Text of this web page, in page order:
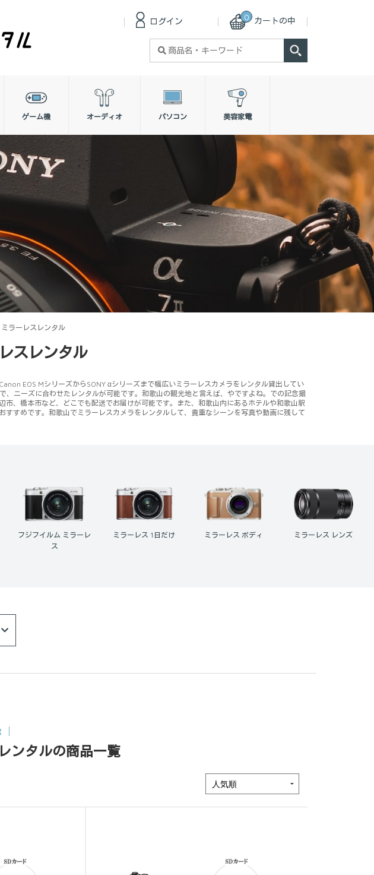
カートの中
0
ログイン
ゲーム機 オーディオ パソコン 美容家電
ラーレスレンタル
スレンタル
EOS MシリーズからSONY αシリーズまで幅広いミラーレスカメラをレンタル貸出してい
ニーズに合わせたレンタルが可能です。和歌山の観光地と言えば、やですよね。での記念撮
、橋本市など、どこでも配送でお届けが可能です。また、和歌山内にあるホテルや和歌山駅
すめです。和歌山でミラーレスカメラをレンタルして、貴重なシーンを写真や動画に残して
ミラーレス 1日だけ ミラーレス ボディ ミラーレス レンズ
ミラーレス レンズセッ
ンタルの商品一覧